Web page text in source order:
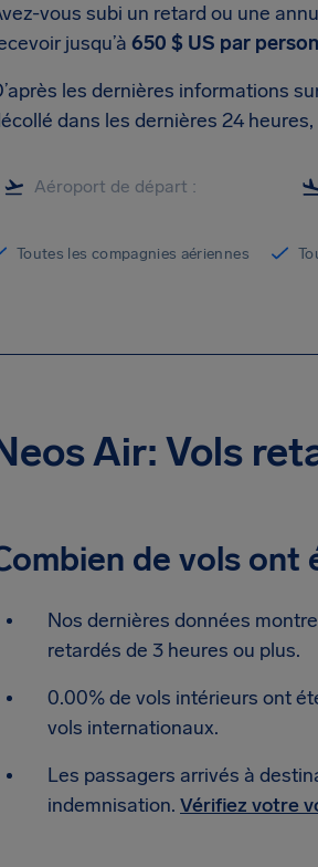
vous subi un retard ou une
jusqu’à 650 $ US par
les dernières informations
dans les dernières 24
Toutes les compagnies aériennes
Air: Vols
de vols ont
Nos dernières données
retardés de 3 heures ou plus.
0.00% de vols intérieurs ont
vols internationaux.
Les passagers arrivés à
indemnisation. Vérifiez votre